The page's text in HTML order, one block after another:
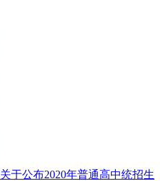
关于公布2020年普通高中统招生